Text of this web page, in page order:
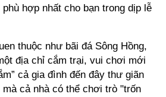
hợp nhất cho bạn trong dịp lễ
thuộc như bãi đá Sông Hồng,
địa chỉ cắm trại, vui chơi mới
cả gia đình đến đây thư giãn
cả nhà có thể chơi trò "trốn